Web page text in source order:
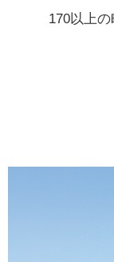
170以上